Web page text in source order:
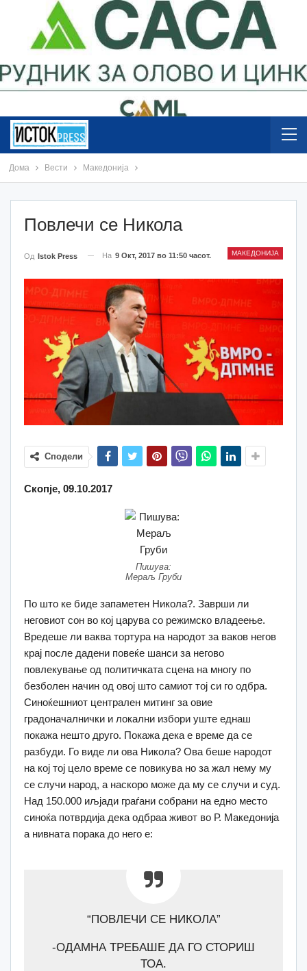
Дома Вести Македонија
Повлечи се Никола
МАКЕДОНИЈА
Од Istok Press На 9 Окт, 2017 во 11:50 часот.
Сподели
Скопје, 09.10.2017
Пишува:
Мераљ Груби
По што ке биде запаметен Никола?. Заврши ли
неговиот сон во кој царува со режимско владеење.
Вредеше ли ваква тортура на народот за ваков негов
крај после дадени повеќе шанси за негово
повлекување од политичката сцена на многу по
безболен начин од овој што самиот тој си го одбра.
Синоќешниот централен митинг за овие
градоначалнички и локални избори уште еднаш
покажа нешто друго. Покажа дека е време да се
разбуди. Го виде ли ова Никола? Ова беше народот
на кој тој цело време се повикува но за жал нему му
се случи народ, а наскоро може да му се случи и суд.
Над 150.000 иљјади граѓани собрани на едно место
синоќа потврдија дека одбраа живот во Р. Македонија
а нивната порака до него е:
“ПОВЛЕЧИ СЕ НИКОЛА”
-ОДАМНА ТРЕБАШЕ ДА ГО СТОРИШ
ТОА.